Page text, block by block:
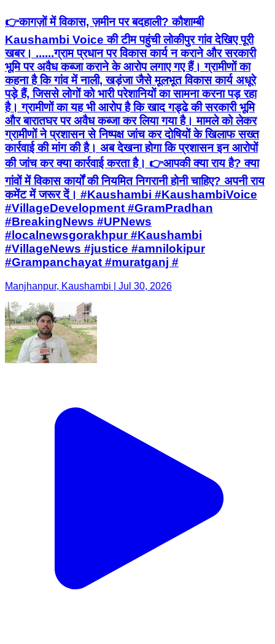
👉कागज़ों में विकास, ज़मीन पर बदहाली? कौशाम्बी
Kaushambi Voice की टीम पहुंची लोकीपुर गांव देखिए पूरी
खबर। ......ग्राम प्रधान पर विकास कार्य न कराने और सरकारी
भूमि पर अवैध कब्जा कराने के आरोप लगाए गए हैं। ग्रामीणों का
कहना है कि गांव में नाली, खड़ंजा जैसे मूलभूत विकास कार्य अधूरे
पड़े हैं, जिससे लोगों को भारी परेशानियों का सामना करना पड़ रहा
है। ग्रामीणों का यह भी आरोप है कि खाद गड्ढे की सरकारी भूमि
और बारातघर पर अवैध कब्जा कर लिया गया है। मामले को लेकर
ग्रामीणों ने प्रशासन से निष्पक्ष जांच कर दोषियों के खिलाफ सख्त
कार्रवाई की मांग की है। अब देखना होगा कि प्रशासन इन आरोपों
की जांच कर क्या कार्रवाई करता है। 👉आपकी क्या राय है? क्या
गांवों में विकास कार्यों की नियमित निगरानी होनी चाहिए? अपनी राय
कमेंट में जरूर दें। #Kaushambi #KaushambiVoice
#VillageDevelopment #GramPradhan
#BreakingNews #UPNews
#localnewsgorakhpur #Kaushambi
#VillageNews #justice #amnilokipur
#Grampanchayat #muratganj #
Manjhanpur, Kaushambi | Jul 30, 2026